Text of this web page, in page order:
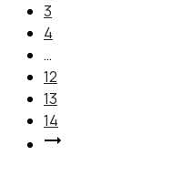
3
4
…
12
13
14